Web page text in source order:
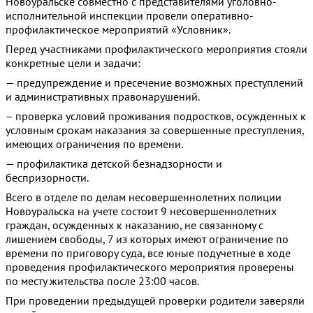
исполнительной инспекции провели оперативно-
профилактическое мероприятий «Условник».
Перед участниками профилактического мероприятия стояли
конкретные цели и задачи:
— предупреждение и пресечение возможных преступлений
и административных правонарушений.
– проверка условий проживания подростков, осужденных к
условным срокам наказания за совершенные преступления,
имеющих ограничения по времени.
— профилактика детской безнадзорности и
беспризорности.
Всего в отделе по делам несовершеннолетних полиции
Новоуральска на учете состоит 9 несовершеннолетних
граждан, осужденных к наказанию, не связанному с
лишением свободы, 7 из которых имеют ограничение по
времени по приговору суда, все юные подучетные в ходе
проведения профилактического мероприятия проверены
по месту жительства после 23:00 часов.
При проведении предыдущей проверки родители заверяли